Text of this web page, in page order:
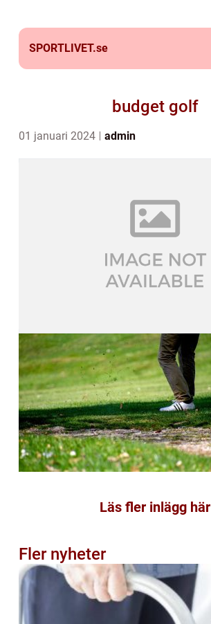
SPORTLIVET.se
budget golf
01 januari 2024 admin
Läs fler inlägg här
Fler nyheter